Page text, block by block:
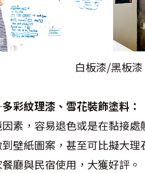
白板漆/黑板漆
彩紋理漆、雪花裝飾塗料：
素，容易退色或是在黏接
壁紙圖案，甚至可比擬大
廳與民宿使用，大獲好評。